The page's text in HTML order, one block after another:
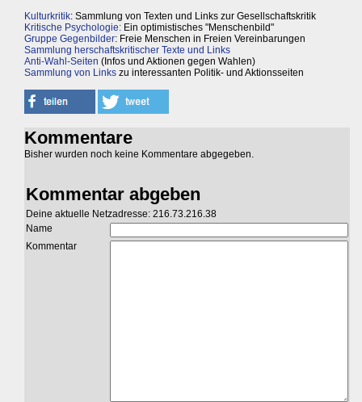
Kulturkritik: Sammlung von Texten und Links zur Gesellschaftskritik
Kritische Psychologie: Ein optimistisches "Menschenbild"
Gruppe Gegenbilder: Freie Menschen in Freien Vereinbarungen
Sammlung herschaftskritischer Texte und Links
Anti-Wahl-Seiten (Infos und Aktionen gegen Wahlen)
Sammlung von Links zu interessanten Politik- und Aktionsseiten
Kommentare
Bisher wurden noch keine Kommentare abgegeben.
Kommentar abgeben
Deine aktuelle Netzadresse: 216.73.216.38
Name
Kommentar